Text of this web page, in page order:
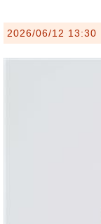
2026/06/12 13:30